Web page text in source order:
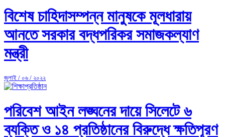
বিশেষ চাহিদাসম্পন্ন মানুষকে মূলধারায়
আনতে সরকার বদ্ধপরিকর সমাজকল্যাণ
মন্ত্রী
জুলাই / ০৬ / ২০২২
পরিবেশ আইন লঙ্ঘনের দায়ে সিলেটে ৬
ব্যক্তি ও ১৪ প্রতিষ্ঠানের বিরুদ্ধে ক্ষতিপূরণ